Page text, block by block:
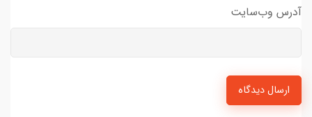
آدرس وب‌سایت
ارسال دیدگاه